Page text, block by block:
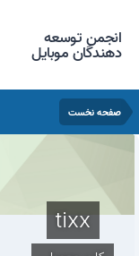
انجمن توسعه
دهندگان موبایل
صفحه نخست
tixx